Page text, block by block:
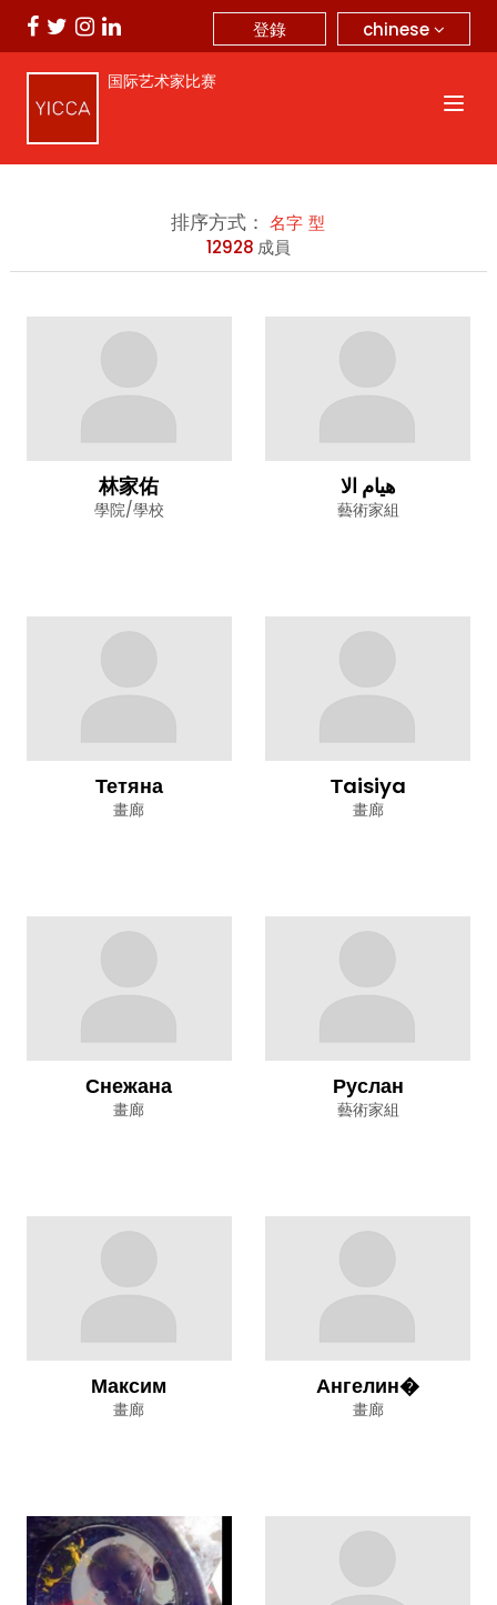
chinese
登錄
国际艺术家比赛
排序方式：名字 型
12928 成員
林家佑
學院/學校
هيام الا
藝術家組
Тетяна
畫廊
Тaisiya
畫廊
Снежана
畫廊
Руслан
藝術家組
Максим
畫廊
Ангелин�
畫廊